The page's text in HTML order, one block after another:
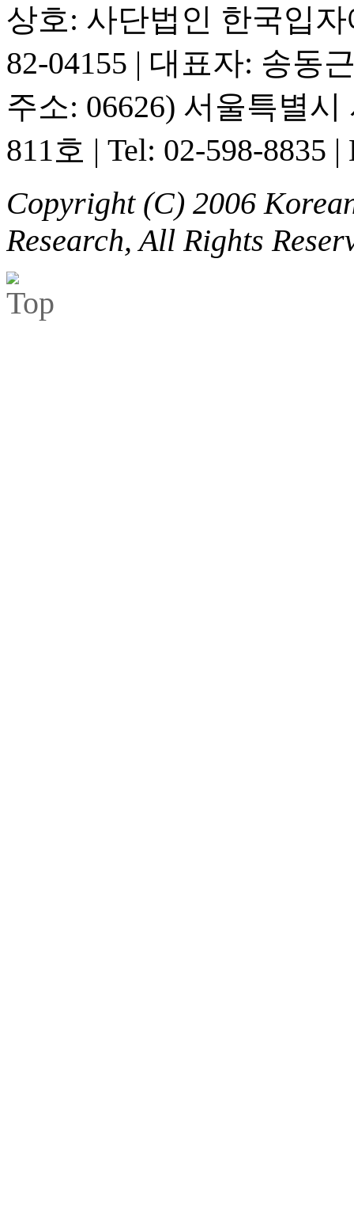
상호: 사단법인 한국입
82-04155 | 대표자: 송동
주소: 06626) 서울특별
811호 | Tel: 02-598-8835 |
Copyright (C) 2006
Research, All Rights